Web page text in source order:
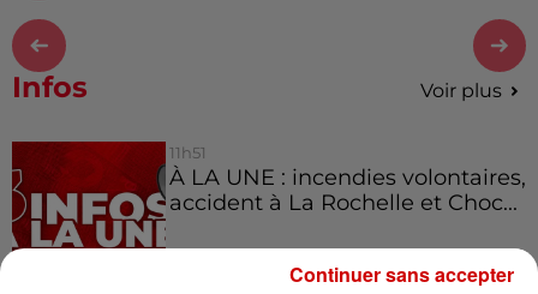
Infos Voir plus
11h51
À LA UNE : incendies volontaires,
accident à La Rochelle et Choc...
Continuer sans accepter